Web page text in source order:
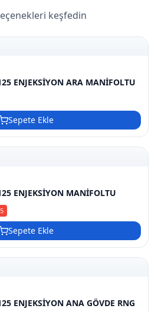
keşfedin
ENJEKSİYON ARA MANİFOLTU
Sepete Ekle
ENJEKSİYON MANİFOLTU
Sepete Ekle
ENJEKSİYON ANA GÖVDE RNG